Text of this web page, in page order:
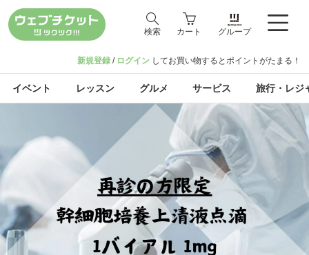
検索 カート グループ
新規登録 / ログイン してお買い物するとポイントがたまる！
イベント レッスン グルメ サービス 旅行・レジ